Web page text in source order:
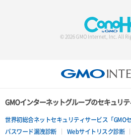
© 2026 GMO Internet, Inc. All
GMOインターネットグループのセキュリ
世界初総合ネットセキュリティサービス「GMO
パスワード漏洩診断
Webサイトリスク診断